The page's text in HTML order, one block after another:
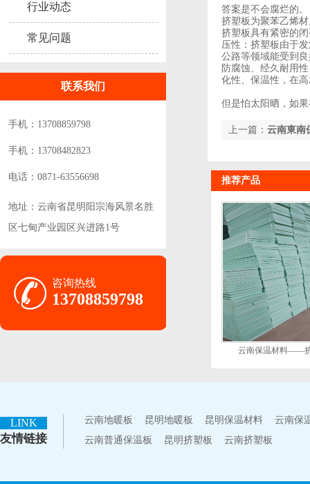
行业动态
常见问题
联系我们
手机：13708859798
手机：13708482823
电话：0871-63556698
地址：云南省昆明阳宗海风景名胜
区七甸产业园区兴进路1号
咨询热线
13708859798
答案是不会腐烂的。
挤塑板为聚苯乙烯
挤塑板具有紧密的
压性：挤塑板由于
公路等领域能受到
防腐蚀、经久耐用
化性、保温性，在
但是怕太阳晒，如
上一篇： 云南東南
推荐产品
云南保温材料——
LINK
友情链接
云南地暖板 昆明地暖板 昆明保温材料
云南保
云南普通保温板
昆明挤塑板 云南挤塑板